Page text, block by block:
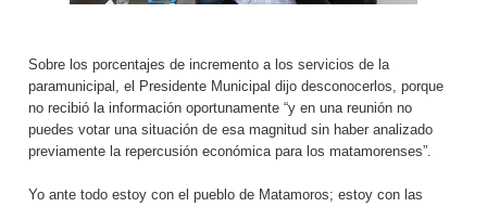
Sobre los porcentajes de incremento a los servicios de la
paramunicipal, el Presidente Municipal dijo desconocerlos, porque
no recibió la información oportunamente “y en una reunión no
puedes votar una situación de esa magnitud sin haber analizado
previamente la repercusión económica para los matamorenses”.
Yo ante todo estoy con el pueblo de Matamoros; estoy con las